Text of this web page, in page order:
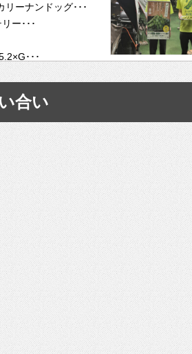
ーナンドッグ･･･
ー･･･
･･･
が今話し･･･
す」 TE･･･
合い